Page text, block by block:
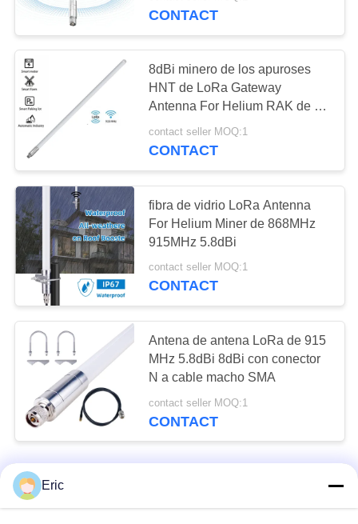
CONTACT
8dBi minero de los apuroses
HNT de LoRa Gateway
Antenna For Helium RAK de la
fibra de vidrio de la gama larga
915MHz
contact seller MOQ:1
CONTACT
fibra de vidrio LoRa Antenna
For Helium Miner de 868MHz
915MHz 5.8dBi
contact seller MOQ:1
CONTACT
Antena de antena LoRa de 915
MHz 5.8dBi 8dBi con conector
N a cable macho SMA
contact seller MOQ:1
CONTACT
Eric